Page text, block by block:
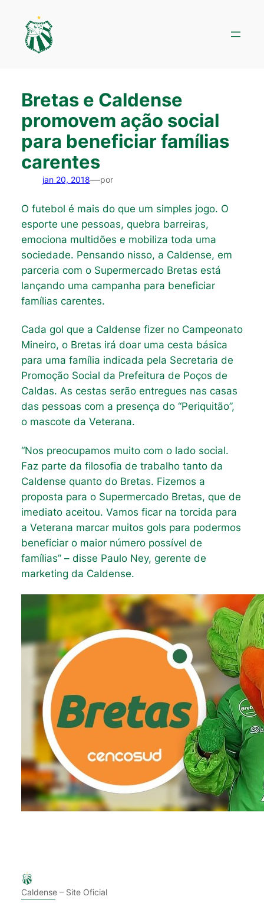
conteúdo
Bretas e Caldense
promovem ação social
para beneficiar famílias
carentes
jan 20, 2018—por
O futebol é mais do que um simples jogo. O
esporte une pessoas, quebra barreiras,
emociona multidões e mobiliza toda uma
sociedade. Pensando nisso, a Caldense, em
parceria com o Supermercado Bretas está
lançando uma campanha para beneficiar
famílias carentes.
Cada gol que a Caldense fizer no Campeonato
Mineiro, o Bretas irá doar uma cesta básica
para uma família indicada pela Secretaria de
Promoção Social da Prefeitura de Poços de
Caldas. As cestas serão entregues nas casas
das pessoas com a presença do “Periquitão”,
o mascote da Veterana.
“Nos preocupamos muito com o lado social.
Faz parte da filosofia de trabalho tanto da
Caldense quanto do Bretas. Fizemos a
proposta para o Supermercado Bretas, que de
imediato aceitou. Vamos ficar na torcida para
a Veterana marcar muitos gols para podermos
beneficiar o maior número possível de
famílias” – disse Paulo Ney, gerente de
marketing da Caldense.
Caldense – Site Oficial